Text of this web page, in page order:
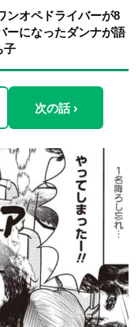
ンオペドライバーが8
ーになったダンナが語
子
次の話 ›